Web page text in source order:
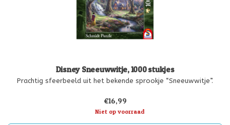
Disney Sneeuwwitje, 1000 stukjes
Prachtig sfeerbeeld uit het bekende sprookje “Sneeuwwitje”.
€16,99
Niet op voorraad